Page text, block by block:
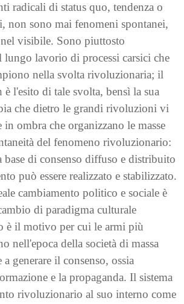
radicali di status quo, tendenza o
non sono mai fenomeni spontanei,
visibile. Sono piuttosto
lungo lavorio di processi carsici che
nella svolta rivoluzionaria; il
è l'esito di tale svolta, bensì la sua
che dietro le grandi rivoluzioni vi
in ombra che organizzano le masse
del fenomeno rivoluzionario:
base di consenso diffuso e distribuito
può essere realizzato e stabilizzato.
cambiamento politico e sociale è
di paradigma culturale
è il motivo per cui le armi più
nell'epoca della società di massa
generare il consenso, ossia
e la propaganda. Il sistema
rivoluzionario al suo interno come